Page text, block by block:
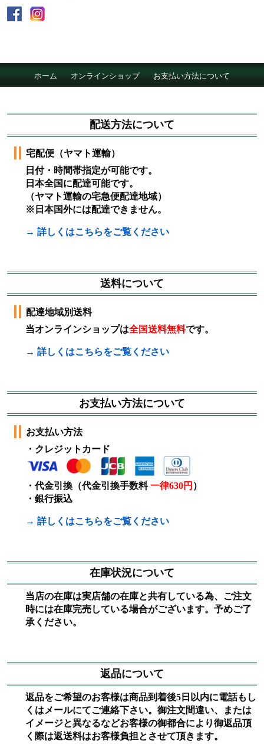
ホーム オンラインショップ お支払い方法について
配送方法について
宅配便（ヤマト運輸）
日付・時間帯指定が可能です。
日本全国に配達可能です。
（ヤマト運輸の宅急便配達地域）
※日本国外には配達できません。
→ 詳しくはこちらをご覧ください
送料について
配達地域別送料
当オンラインショップは全国送料無料です。
→ 詳しくはこちらをご覧ください
お支払い方法について
お支払い方法
・クレジットカード
・代金引換（代金引換手数料一律630円 ）
・銀行振込
→ 詳しくはこちらをご覧ください
在庫状況について
当店の在庫は実店舗の在庫と共有している為、ご注文
時には在庫完売している場合がございます。予めご了
承ください。
返品について
返品をご希望のお客様は商品到着後5日以内に電話もし
くはメールにてご連絡下さい。御注文間違い、または
イメージと異なるなどお客様の御都合により御返品頂
く際は返送料はお客様負担とさせて頂きます。